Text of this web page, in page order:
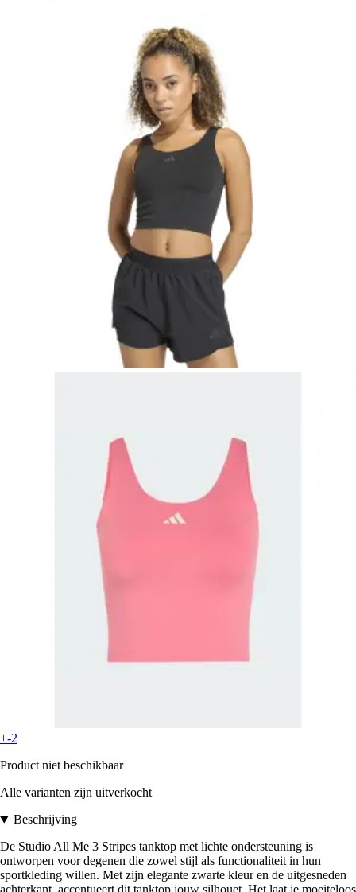
+-2
Product niet beschikbaar
Alle varianten zijn uitverkocht
Beschrijving
De Studio All Me 3 Stripes tanktop met lichte ondersteuning is
ontworpen voor degenen die zowel stijl als functionaliteit in hun
sportkleding willen. Met zijn elegante zwarte kleur en de uitgesneden